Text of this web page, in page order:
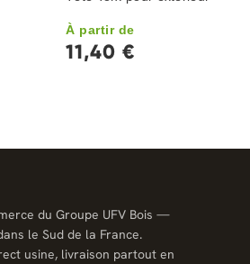
À partir de
11,40 €
du Groupe UFV Bois —
le Sud de la France.
usine, livraison partout en